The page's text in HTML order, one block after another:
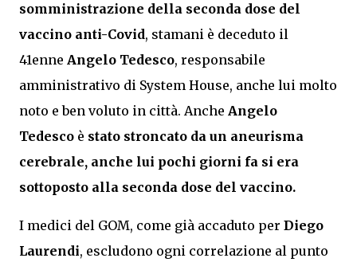
somministrazione della seconda dose del
vaccino anti-Covid, stamani è deceduto il
41enne Angelo Tedesco, responsabile
amministrativo di System House, anche lui molto
noto e ben voluto in città. Anche Angelo
Tedesco è stato stroncato da un aneurisma
cerebrale, anche lui pochi giorni fa si era
sottoposto alla seconda dose del vaccino.
I medici del GOM, come già accaduto per Diego
Laurendi, escludono ogni correlazione al punto